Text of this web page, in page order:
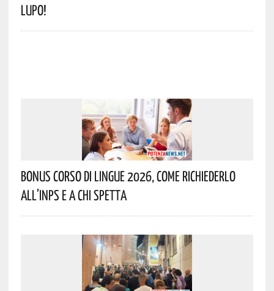
Lupo!
Bonus Corso Di Lingue 2026, Come Richiederlo
All’INPS E A Chi Spetta